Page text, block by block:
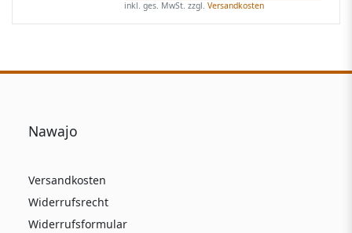
inkl. ges. MwSt. zzgl.Versandkosten
Nawajo
Versandkosten
Widerrufsrecht
Widerrufsformular